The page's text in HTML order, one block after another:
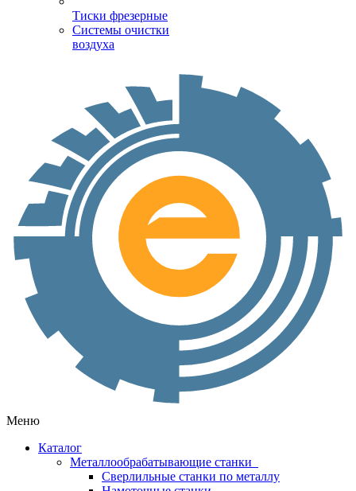
Тиски фрезерные
Системы очистки
воздуха
Меню
Каталог
Металлообрабатывающие станки
Сверлильные станки по металлу